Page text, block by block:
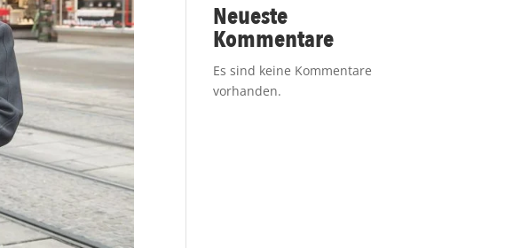
Neueste
Kommentare
Es sind keine Kommentare
vorhanden.